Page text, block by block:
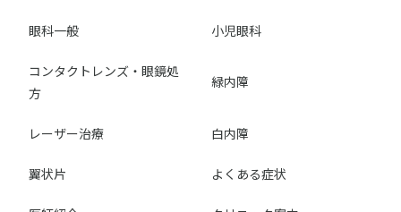
眼科一般 小児眼科
コンタクトレンズ・眼鏡処
方
緑内障
レーザー治療 白内障
翼状片 よくある症状